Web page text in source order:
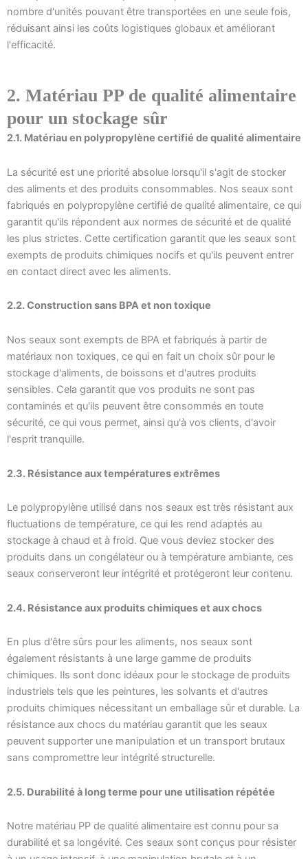
nombre d'unités pouvant être transportées en une seule fois,
réduisant ainsi les coûts logistiques globaux et améliorant
l'efficacité.
2. Matériau PP de qualité alimentaire
pour un stockage sûr
2.1. Matériau en polypropylène certifié de qualité alimentaire
La sécurité est une priorité absolue lorsqu'il s'agit de stocker
des aliments et des produits consommables. Nos seaux sont
fabriqués en polypropylène certifié de qualité alimentaire, ce qui
garantit qu'ils répondent aux normes de sécurité et de qualité
les plus strictes. Cette certification garantit que les seaux sont
exempts de produits chimiques nocifs et qu'ils peuvent entrer
en contact direct avec les aliments.
2.2. Construction sans BPA et non toxique
Nos seaux sont exempts de BPA et fabriqués à partir de
matériaux non toxiques, ce qui en fait un choix sûr pour le
stockage d'aliments, de boissons et d'autres produits
sensibles. Cela garantit que vos produits ne sont pas
contaminés et qu'ils peuvent être consommés en toute
sécurité, ce qui vous permet, ainsi qu'à vos clients, d'avoir
l'esprit tranquille.
2.3. Résistance aux températures extrêmes
Le polypropylène utilisé dans nos seaux est très résistant aux
fluctuations de température, ce qui les rend adaptés au
stockage à chaud et à froid. Que vous deviez stocker des
produits dans un congélateur ou à température ambiante, ces
seaux conserveront leur intégrité et protégeront leur contenu.
2.4. Résistance aux produits chimiques et aux chocs
En plus d'être sûrs pour les aliments, nos seaux sont
également résistants à une large gamme de produits
chimiques. Ils sont donc idéaux pour le stockage de produits
industriels tels que les peintures, les solvants et d'autres
produits chimiques nécessitant un emballage sûr et durable. La
résistance aux chocs du matériau garantit que les seaux
peuvent supporter une manipulation et un transport brutaux
sans compromettre leur intégrité structurelle.
2.5. Durabilité à long terme pour une utilisation répétée
Notre matériau PP de qualité alimentaire est connu pour sa
durabilité et sa longévité. Ces seaux sont conçus pour résister